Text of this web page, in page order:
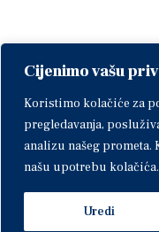
Cijenimo vašu
Koristimo kolačiće za
pregledavanja,
analizu našeg prometa.
našu upotrebu kolačića.
Uredi